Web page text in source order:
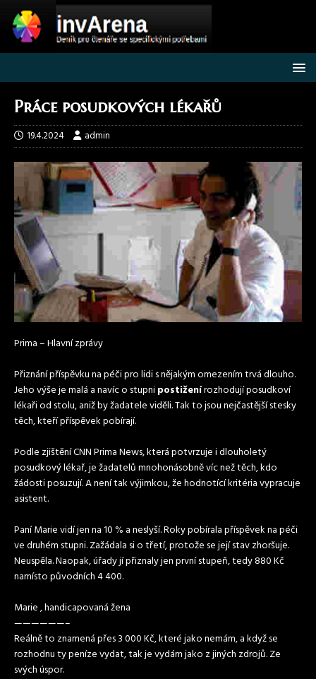
Práce posudkových lékařů
19.4.2024 admin
Prima – Hlavní zprávy
Přiznání příspěvku na péči pro lidi s nějakým omezením trvá dlouho.
Jeho výše je malá a navíc o stupnipostiženírozhodují posudkoví
lékaři od stolu, aniž by žadatele viděli. Tak to jsou nejčastější stesky
těch, kteří příspěvek pobírají.
Podle zjištění CNN Prima News, která potvrzuje i dlouholetý
posudkový lékař, je žadatelů mnohonásobně víc než těch, kdo
žádosti posuzují. A není tak výjimkou, že hodnotící kritéria vypracuje
asistent.
Paní Marie vidí jen na 10 % a neslyší. Roky pobírala příspěvek na péči
ve druhém stupni. Zažádala si o třetí, protože se její stav zhoršuje.
Neuspěla. Naopak, úřady jí přiznaly jen první stupeň, tedy 880 Kč
namísto původních 4 400.
Marie , handicapovaná žena
——————–
Reálně to znamená přes 3 000 Kč, které jako nemám, a když se
rozhodnu ty peníze vydat, tak je vydám jako z jiných zdrojů. Ze
svých úspor.